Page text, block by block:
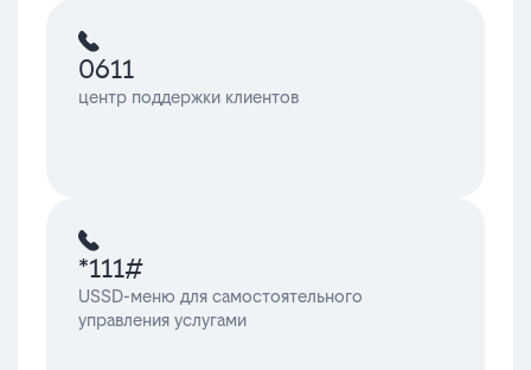
0611
центр поддержки клиентов
*111#
USSD-меню для самостоятельного
управления услугами